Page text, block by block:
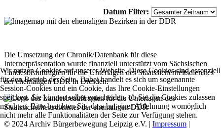
Datum Filter:
Die Umsetzung der Chronik/Datenbank für diese
Internetpräsentation wurde finanziell unterstützt vom Sächsischen
Landesbeauftragten für die Unterlagen des Staatssicherheitsdienstes
der ehemaligen DDR in Dresden.
© 2024 Archiv Bürgerbewegung Leipzig e.V. | Impressum |
Wir nutzen Cookies auf unserer Website. Diese Cookies sind essenziell
für den Betrieb der Seite. Dabei handelt es sich um sogenannte
Session-Cookies und ein Cookie, das Ihre Cookie-Einstellungen
speichert. Sie können selbst entscheiden, ob Sie die Cookies zulassen
möchten. Bitte beachten Sie, dass bei einer Ablehnung womöglich
nicht mehr alle Funktionalitäten der Seite zur Verfügung stehen.